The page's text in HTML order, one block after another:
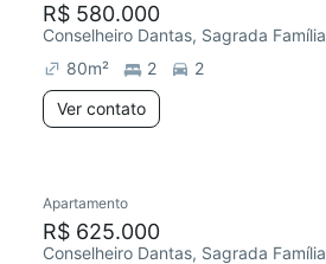
R$ 580.000
Conselheiro Dantas, Sagrada Família
80m² 2
2
Ver contato
Redecorar
Apartamento
R$ 625.000
Conselheiro Dantas, Sagrada Família